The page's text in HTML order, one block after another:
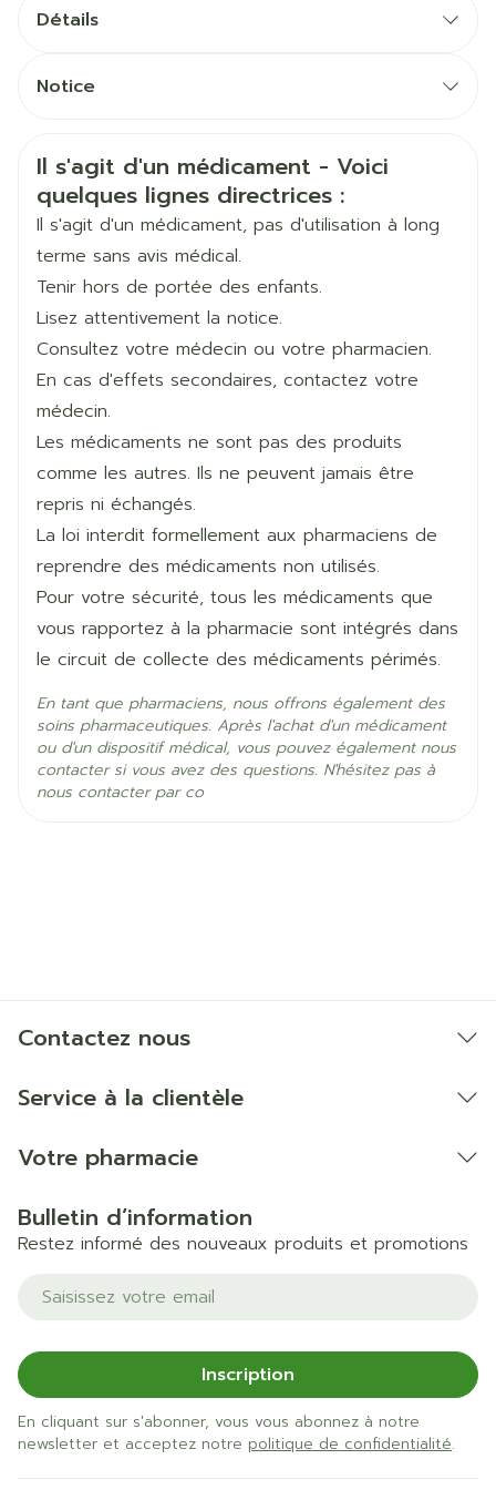
Dose initiale: 10 mg /jour
15 mg /jour en monothérapie (en 1 prise)
Dose d'entretien: 5 - 20 mg /jour
Dose initiale: 10 mg /jour ou la dose utilisée lors
d'un épisode maniaque précédent
Dose d'entretien: 5 - 20 mg /jour
Pendant ou en dehors des repas
Avalez les comprimés en entier, avec de l'eau
Détails
Marques Sandoz
Largeur 81 mm
Longueur 115 mm
Profondeur 38 mm
Quantité Du
Paquet
28
Ingrédients
Actifs
olanzapine
Préservation
Température ambiante (15°C -
25°C)
Notice
Informations sur la sécurité
Il s'agit d'un médicament - Voici
quelques lignes directrices :
Il s'agit d'un médicament, pas d'utilisation à long
terme sans avis médical.
Tenir hors de portée des enfants.
Lisez attentivement la notice.
Consultez votre médecin ou votre pharmacien.
En cas d'effets secondaires, contactez votre
médecin.
Les médicaments ne sont pas des produits
comme les autres. Ils ne peuvent jamais être
repris ni échangés.
La loi interdit formellement aux pharmaciens de
reprendre des médicaments non utilisés.
Pour votre sécurité, tous les médicaments que
vous rapportez à la pharmacie sont intégrés dans
le circuit de collecte des médicaments périmés.
En tant que pharmaciens, nous offrons également des
soins pharmaceutiques. Après l'achat d'un médicament
ou d'un dispositif médical, vous pouvez également nous
contacter si vous avez des questions. N'hésitez pas à
nous contacter par co
Contactez nous
Service à la clientèle
Votre pharmacie
Bulletin d’information
Restez informé des nouveaux produits et promotions
Adresse mail
Inscription
En cliquant sur s'abonner, vous vous abonnez à notre
newsletter et acceptez notre politique de confidentialité.